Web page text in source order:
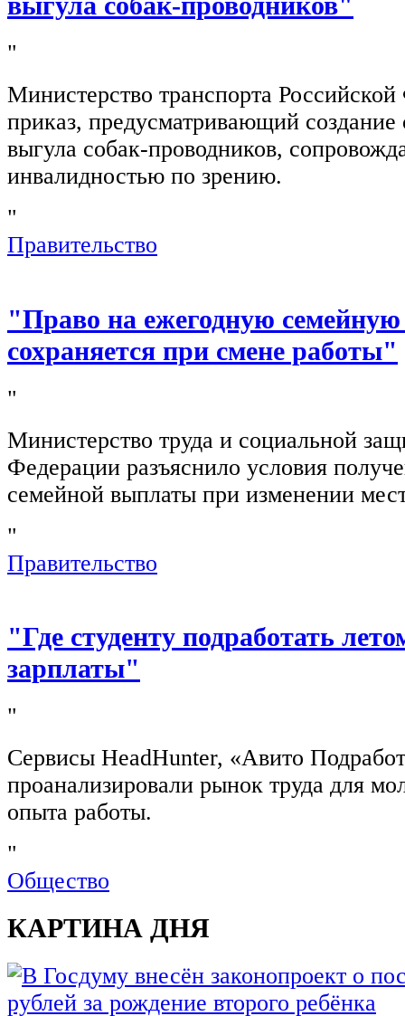
"
Министерство транспорта
приказ, предусматривающий создание
выгула собак-проводников,
инвалидностью по зрению.
"
Правительство
"Право на ежегодную
сохраняется при смене работы"
"
Министерство труда и социальной
Федерации разъяснило условия
семейной выплаты при изменении
"
Правительство
"Где студенту подработать
зарплаты"
"
Сервисы HeadHunter, «Авито
проанализировали рынок труда для
опыта работы.
"
Общество
КАРТИНА ДНЯ